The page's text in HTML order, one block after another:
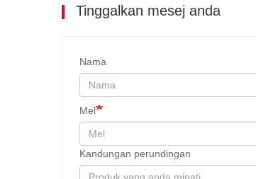
Tinggalkan mesej anda
Nama
Mel
Kandungan perundingan